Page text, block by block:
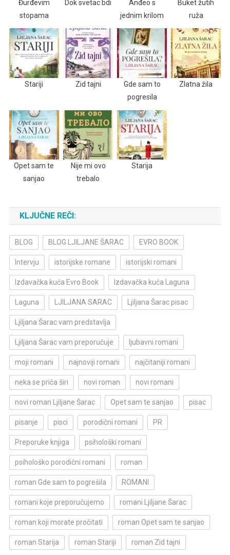
Đurđevim
stopama
Dok svetac bdi
Anđeo s
jednim krilom
Buket žutih
ruža
Stariji Zid tajni
Gde sam to
pogresila
Zlatna žila
Opet sam te
sanjao
Nije mi ovo
trebalo
Starija
KLJUČNE REČI:
BLOG BLOG LJILJANE ŠARAC EVRO BOOK
Intervju istorijske romane istorijski romani
Izdavačka kuća Evro Book Izdavačka kuća Laguna
Laguna LJILJANA SARAC Ljiljana Šarac pisac
Ljiljana Šarac vam predstavlja
Ljiljana Šarac vam preporučuje ljubavni romani
moji romani najnoviji romani najčitaniji romani
neka se priča širi novi roman novi romani
novi roman Ljiljane Šarac Opet sam te sanjao pisac
pisanje pisci porodični romani PR
Preporuke knjiga psihološki romani
psihološko porodični romani roman
roman Gde sam to pogrešila ROMANI
romani koje preporučujemo romani Ljiljane Šarac
roman koji morate pročitati roman Opet sam te sanjao
roman Starija roman Stariji roman Zid tajni